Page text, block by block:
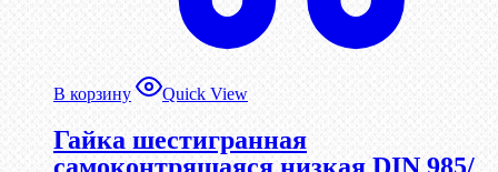
В корзину Quick View
Гайка шестигранная